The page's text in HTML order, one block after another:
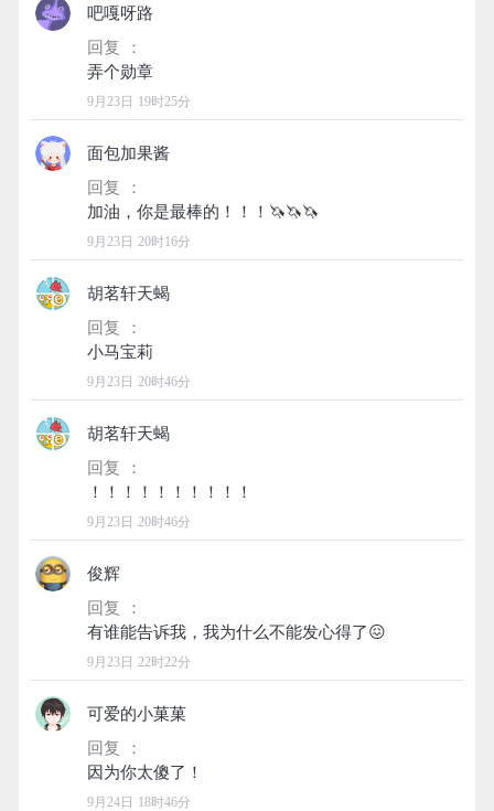
吧嘎呀路
回复 ：
9月23日 19时25分
面包加果酱
回复 ：
9月23日 20时16分
胡茗轩天蝎
回复 ：
9月23日 20时46分
胡茗轩天蝎
回复 ：
9月23日 20时46分
俊辉
回复 ：
9月23日 22时22分
可爱的小菓菓
回复 ：
9月24日 18时46分